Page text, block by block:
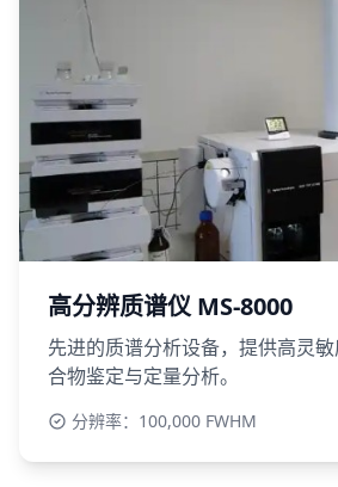
高分辨质谱仪 MS-8000
先进的质谱分析设备，提供高灵
合物鉴定与定量分析。
分辨率：100,000 FWHM